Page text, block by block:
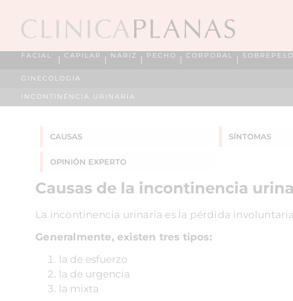
FACIAL CAPILAR NARIZ PECHO CORPORAL
GINECOLOGIA
INCONTINENCIA URINARIA
CAUSAS SÍNTOMAS
OPINIÓN EXPERTO
Causas de la incontinencia
La incontinencia urinaria es la pérdida
Generalmente, existen tres tipos:
la de esfuerzo
la de urgencia
la mixta